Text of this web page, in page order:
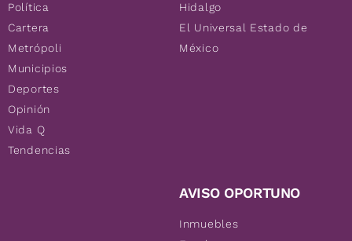
Política
Cartera
Metrópoli
Municipios
Deportes
Opinión
Vida Q
Tendencias
Hidalgo
El Universal Estado de
México
AVISO OPORTUNO
Inmuebles